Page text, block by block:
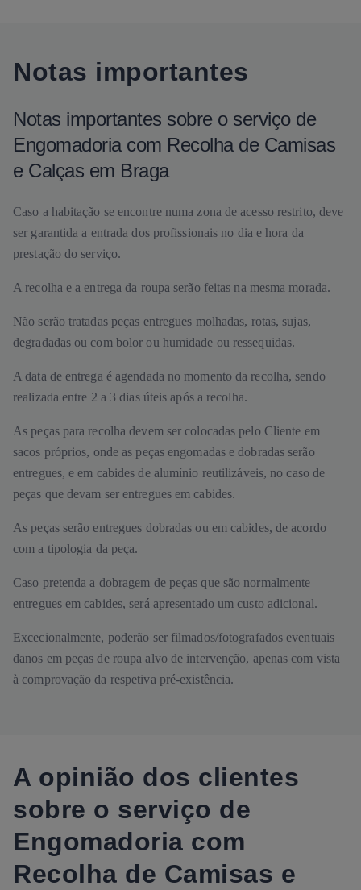
Notas importantes
Notas importantes sobre o serviço de
Engomadoria com Recolha de Camisas
e Calças em Braga
Caso a habitação se encontre numa zona de acesso restrito, deve
ser garantida a entrada dos profissionais no dia e hora da
prestação do serviço.
A recolha e a entrega da roupa serão feitas na mesma morada.
Não serão tratadas peças entregues molhadas, rotas, sujas,
degradadas ou com bolor ou humidade ou ressequidas.
A data de entrega é agendada no momento da recolha, sendo
realizada entre 2 a 3 dias úteis após a recolha.
As peças para recolha devem ser colocadas pelo Cliente em
sacos próprios, onde as peças engomadas e dobradas serão
entregues, e em cabides de alumínio reutilizáveis, no caso de
peças que devam ser entregues em cabides.
As peças serão entregues dobradas ou em cabides, de acordo
com a tipologia da peça.
Caso pretenda a dobragem de peças que são normalmente
entregues em cabides, será apresentado um custo adicional.
Excecionalmente, poderão ser filmados/fotografados eventuais
danos em peças de roupa alvo de intervenção, apenas com vista
à comprovação da respetiva pré-existência.
A opinião dos clientes
sobre o serviço de
Engomadoria com
Recolha de Camisas e